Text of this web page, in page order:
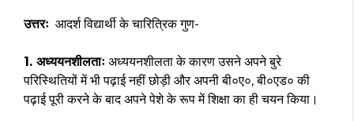
उत्तरः आदर्श विद्यार्थी के चारित्रिक गुण-
1. अध्ययनशीलताः अध्ययनशीलता के कारण उसने अपने बुरे
परिस्थितियों में भी पढ़ाई नहीं छोड़ी और अपनी बी०ए०, बी०एड० की
पढ़ाई पूरी करने के बाद अपने पेशे के रूप में शिक्षा का ही चयन किया।